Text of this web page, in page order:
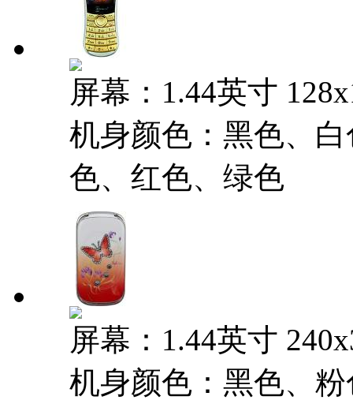
屏幕：1.44英寸
机身颜色：黑色、
色、红色、绿色
屏幕：1.44英寸
机身颜色：黑色、粉